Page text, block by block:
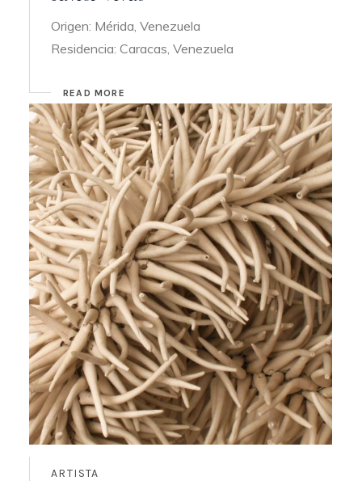
Origen: Mérida, Venezuela
Residencia: Caracas, Venezuela
READ MORE
ARTISTA